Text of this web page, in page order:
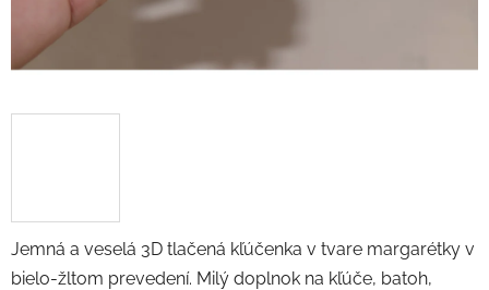
Jemná a veselá 3D tlačená kľúčenka v tvare margarétky v
bielo-žltom prevedení. Milý doplnok na kľúče, batoh,